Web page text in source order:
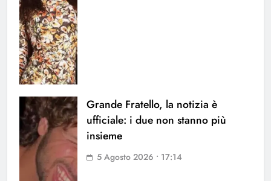
Grande Fratello, la notizia è
ufficiale: i due non stanno più
insieme
5 Agosto 2026 • 17:14